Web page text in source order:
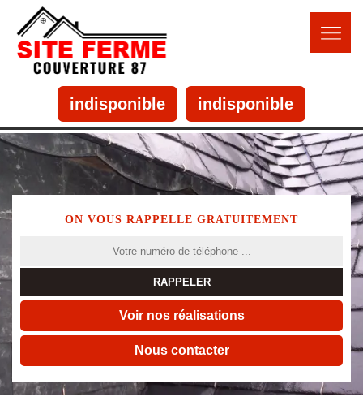
indisponible indisponible
ON VOUS RAPPELLE GRATUITEMENT
Voir nos réalisations
Nous contacter